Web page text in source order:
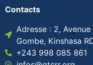
Contacts
Adresse : 2,
Gombe, Kinshasa
+243 998 085 861